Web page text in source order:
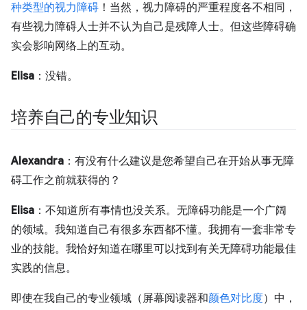
种类型的视力障碍 ！当然，视力障碍的严重程度各不相同，
有些视力障碍人士并不认为自己是残障人士。但这些障碍确
实会影响网络上的互动。
Elisa ：没错。
培养自己的专业知识
Alexandra ：有没有什么建议是您希望自己在开始从事无障
碍工作之前就获得的？
Elisa ：不知道所有事情也没关系。无障碍功能是一个广阔
的领域。我知道自己有很多东西都不懂。我拥有一套非常专
业的技能。我恰好知道在哪里可以找到有关无障碍功能最佳
实践的信息。
即使在我自己的专业领域（屏幕阅读器和颜色对比度）中，